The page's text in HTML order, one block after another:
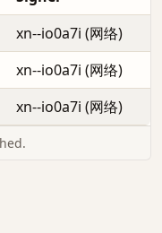
xn--io0a7i (网络)
xn--io0a7i (网络)
xn--io0a7i (网络)